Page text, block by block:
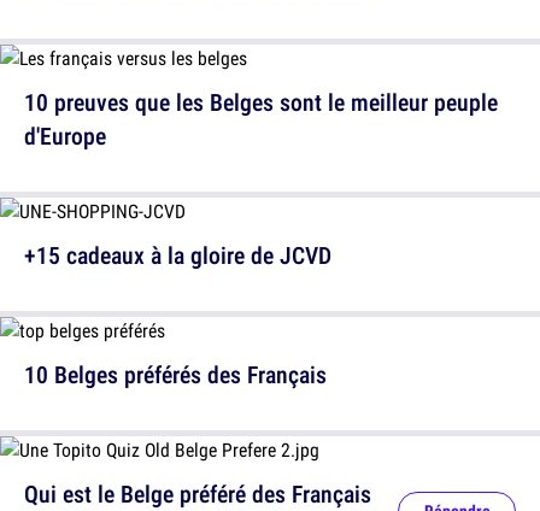
10 preuves que les Belges sont le meilleur peuple
d'Europe
10 Belges préférés des Français
+15 cadeaux à la gloire de JCVD
Qui est le Belge préféré des Français